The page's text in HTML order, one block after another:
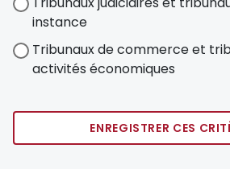
instance
Tribunaux de commerce et
activités économiques
ENREGISTRER CES